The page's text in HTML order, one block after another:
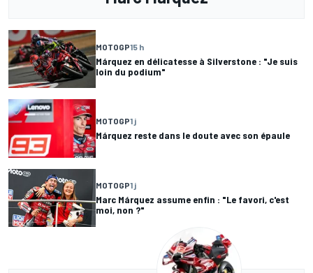
MOTOGP15 h
Márquez en délicatesse à Silverstone : "Je suis
loin du podium"
MOTOGP1 j
Márquez reste dans le doute avec son épaule
MOTOGP1 j
Marc Márquez assume enfin : "Le favori, c'est
moi, non ?"